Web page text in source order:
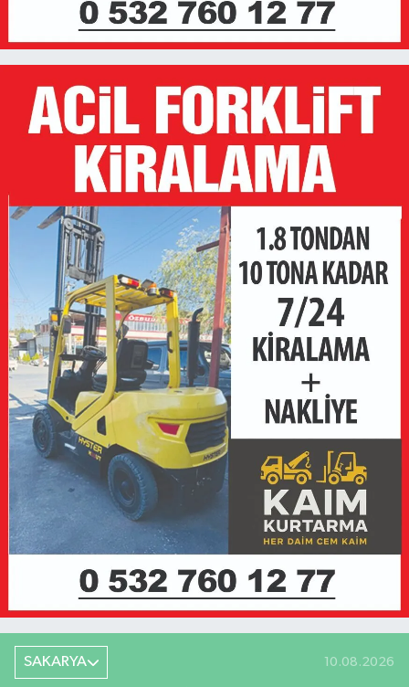
SAKARYA 10.08.2026